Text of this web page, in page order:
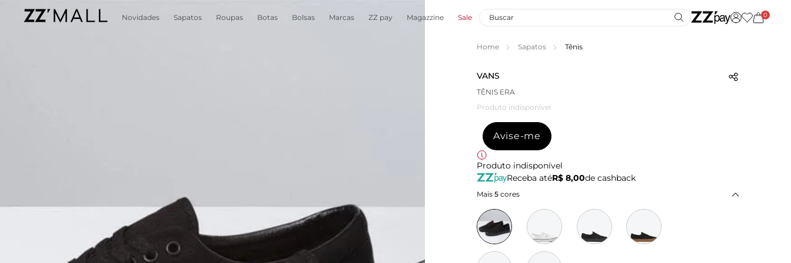
Novidades Sapatos Roupas Botas Bolsas Marcas ZZ pay Magazzine Sale 0
Home Sapatos Tênis
VANS
TÊNIS ERA
Produto indisponível
Avise-me
Produto indisponível
Receba atéR$ 8,00de cashback
Mais 5 cores